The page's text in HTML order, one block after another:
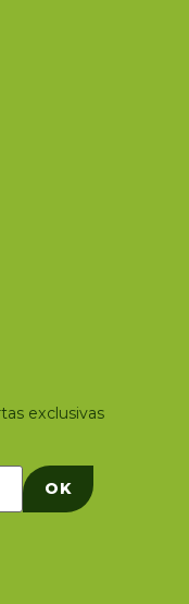
exclusivas
OK